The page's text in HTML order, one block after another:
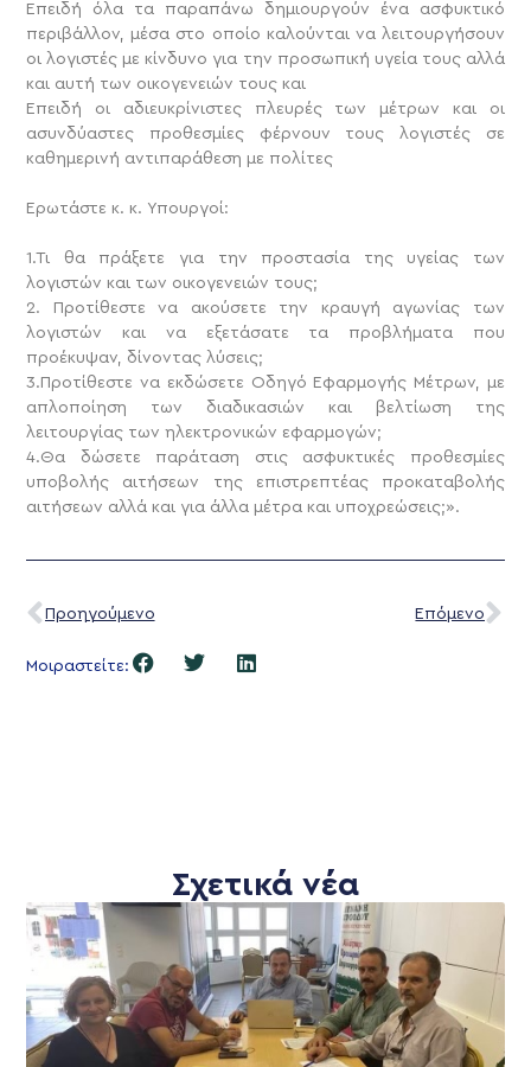
Επειδή όλα τα παραπάνω δημιουργούν ένα ασφυκτικό
περιβάλλον, μέσα στο οποίο καλούνται να λειτουργήσουν
οι λογιστές με κίνδυνο για την προσωπική υγεία τους αλλά
και αυτή των οικογενειών τους και
Επειδή οι αδιευκρίνιστες πλευρές των μέτρων και οι
ασυνδύαστες προθεσμίες φέρνουν τους λογιστές σε
καθημερινή αντιπαράθεση με πολίτες
Ερωτάστε κ. κ. Υπουργοί:
1.Τι θα πράξετε για την προστασία της υγείας των
λογιστών και των οικογενειών τους;
2. Προτίθεστε να ακούσετε την κραυγή αγωνίας των
λογιστών και να εξετάσατε τα προβλήματα που
προέκυψαν, δίνοντας λύσεις;
3.Προτίθεστε να εκδώσετε Οδηγό Εφαρμογής Μέτρων, με
απλοποίηση των διαδικασιών και βελτίωση της
λειτουργίας των ηλεκτρονικών εφαρμογών;
4.Θα δώσετε παράταση στις ασφυκτικές προθεσμίες
υποβολής αιτήσεων της επιστρεπτέας προκαταβολής
αιτήσεων αλλά και για άλλα μέτρα και υποχρεώσεις;».
Προηγούμενο Επόμενο
Μοιραστείτε:
Σχετικά νέα